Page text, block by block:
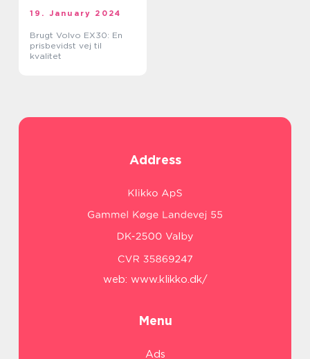
19. January 2024
Brugt Volvo EX30: En
prisbevidst vej til
kvalitet
Address
web: www.klikko.dk/
Menu
Ads